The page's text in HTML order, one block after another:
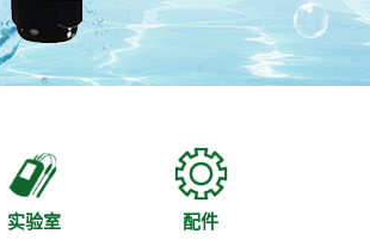
实验室 配件